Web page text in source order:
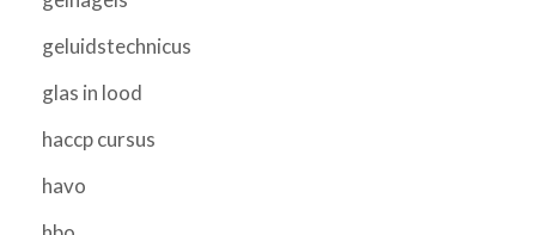
geluidstechnicus
glas in lood
haccp cursus
havo